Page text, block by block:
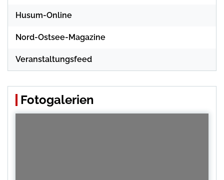
Husum-Online
Nord-Ostsee-Magazine
Veranstaltungsfeed
Fotogalerien